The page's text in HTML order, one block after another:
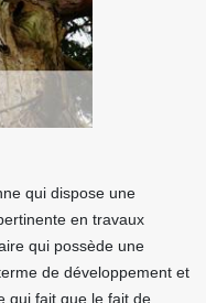
qui dispose une
en travaux
qui possède une
de développement et
qui fait que le fait de